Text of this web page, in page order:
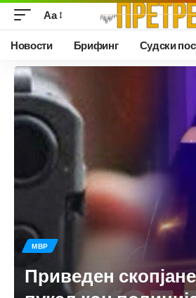
Аа
Новости Брифинг Судски
МВР
Приведен